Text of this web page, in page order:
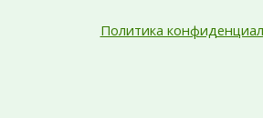
Политика